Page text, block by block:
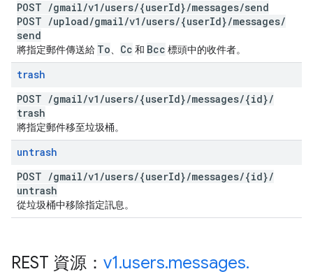
POST /gmail/v1 /users/{userId}/messages/send
POST /upload/gmail/v1 /users/{userId}/messages/
send
將指定郵件傳送給 To Cc 和 Bcc 標頭中的收件者。
trash
POST /gmail/v1 /users/{userId}/messages/{id}/
trash
將指定郵件移至垃圾桶。
untrash
POST /gmail/v1 /users/{userId}/messages/{id}/
untrash
從垃圾桶中移除指定訊息。
REST 資源： v1.users.messages.